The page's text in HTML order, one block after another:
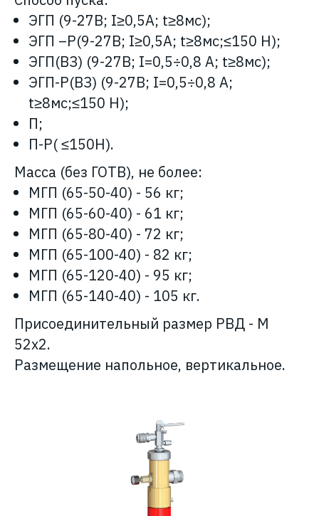
ЭГП (9-27В; I≥0,5А; t≥8мс);
ЭГП –Р(9-27В; I≥0,5А; t≥8мс;≤150 Н);
ЭГП(ВЗ) (9-27В; I=0,5÷0,8 А; t≥8мс);
ЭГП-Р(ВЗ) (9-27В; I=0,5÷0,8 А;
t≥8мс;≤150 Н);
П;
П-Р( ≤150Н).
Масса (без ГОТВ), не более:
МГП (65-50-40) - 56 кг;
МГП (65-60-40) - 61 кг;
МГП (65-80-40) - 72 кг;
МГП (65-100-40) - 82 кг;
МГП (65-120-40) - 95 кг;
МГП (65-140-40) - 105 кг.
Присоединительный размер РВД - М
52х2.
Размещение напольное, вертикальное.